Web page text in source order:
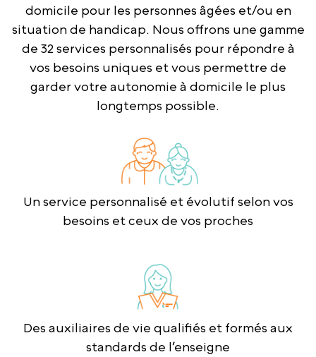
domicile pour les personnes âgées et/ou en
situation de handicap. Nous offrons une gamme
de 32 services personnalisés pour répondre à
vos besoins uniques et vous permettre de
garder votre autonomie à domicile le plus
longtemps possible.
Un service personnalisé et évolutif selon vos
besoins et ceux de vos proches
Des auxiliaires de vie qualifiés et formés aux
standards de l’enseigne